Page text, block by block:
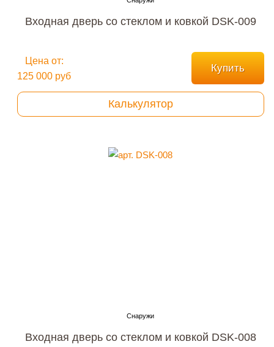
Входная дверь со стеклом и ковкой DSK-009
Цена от:
125 000 руб
Купить
Калькулятор
Входная дверь со стеклом и ковкой DSK-008